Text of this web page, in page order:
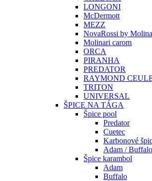
LONGONI
McDermott
MEZZ
NovaRossi by
Molinari carom
ORCA
PIRANHA
PREDATOR
RAYMOND
TRITON
UNIVERSAL
ŠPICE NA TÁGA
Špice pool
Predator
Cuetec
Karbonové
Adam / Buffalo
Špice karambol
Adam
Buffalo